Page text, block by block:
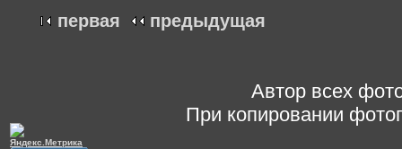
первая предыдущая
Автор всех
При копировании